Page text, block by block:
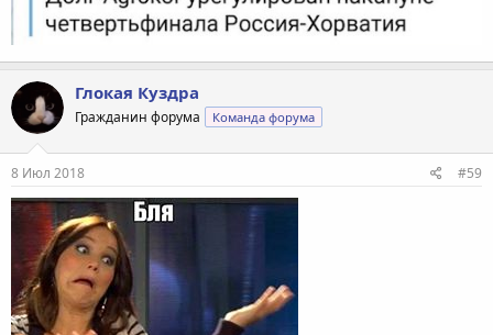
Глокая Куздра
Гражданин форума Команда форума
8 Июл 2018 #59